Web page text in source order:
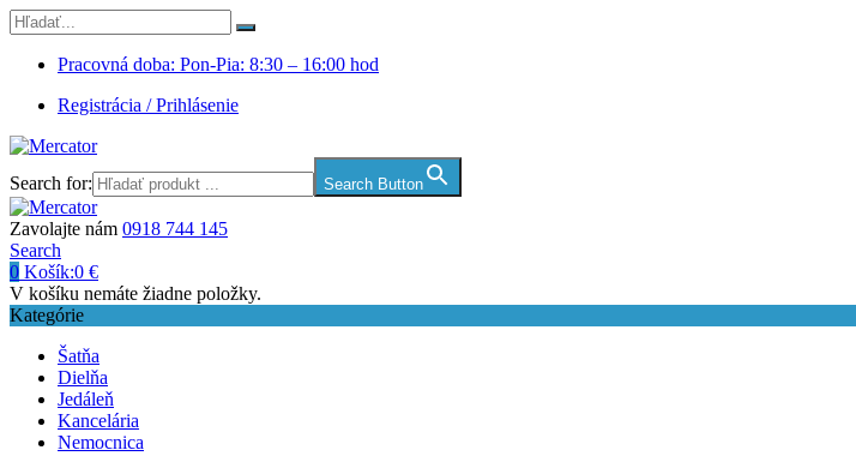
Pracovná doba: Pon-Pia: 8:30 – 16:00 hod
Registrácia / Prihlásenie
Search for: Search Button
Zavolajte nám 0918 744 145
Search
0 Košík:0 €
V košíku nemáte žiadne položky.
Kategórie
Šatňa
Dielňa
Jedáleň
Kancelária
Nemocnica